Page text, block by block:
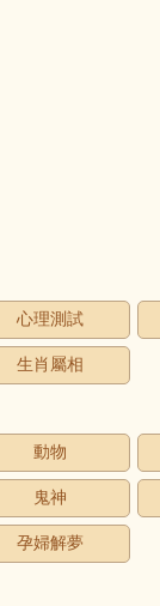
心理測試
生肖屬相
動物
鬼神
孕婦解夢